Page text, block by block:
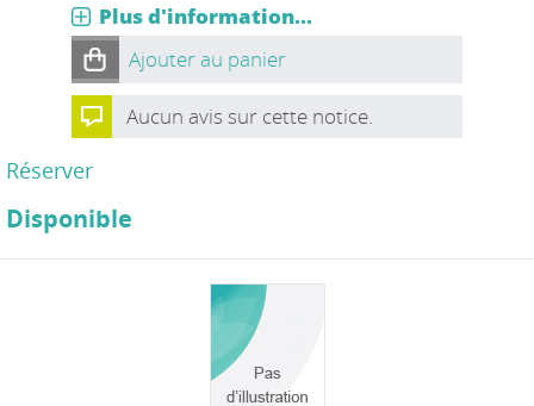
Plus d'information...
Ajouter au panier
Aucun avis sur cette notice.
Réserver
Disponible